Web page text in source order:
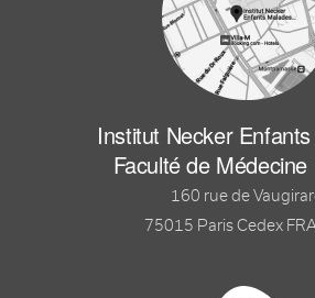
Institut Necker
Faculté de
160 rue de
75015 Paris Cedex